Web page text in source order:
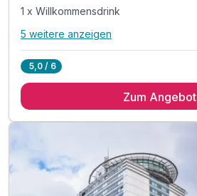
1 x Willkommensdrink
Alle Inklusivleistungen
2 x reichhaltiges Frühstück vom Buffet
*(je nach Auslastung des Hotels)
inkl. Nutzung der hoteleigenen Sauna
inkl. Parkplatz
5 weitere anzeigen
5,0 / 6
Zum Angebot